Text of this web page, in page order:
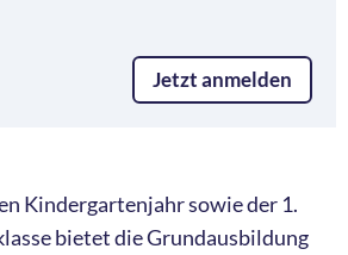
Jetzt anmelden
Kindergartenjahr sowie der 1.
bietet die Grundausbildung